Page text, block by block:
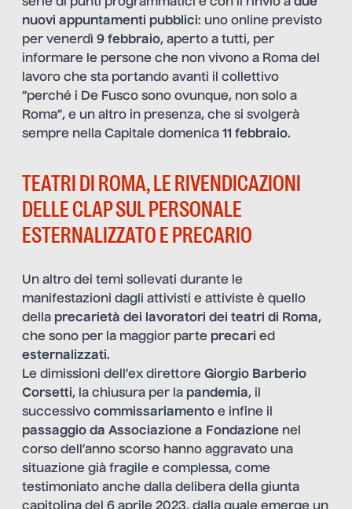
nuovi appuntamenti pubblici: uno online previsto
per venerdì 9 febbraio, aperto a tutti, per
informare le persone che non vivono a Roma del
lavoro che sta portando avanti il collettivo
“perché i De Fusco sono ovunque, non solo a
Roma”, e un altro in presenza, che si svolgerà
sempre nella Capitale domenica 11 febbraio.
TEATRI DI ROMA, LE RIVENDICAZIONI
DELLE CLAP SUL PERSONALE
ESTERNALIZZATO E PRECARIO
Un altro dei temi sollevati durante le
manifestazioni dagli attivisti e attiviste è quello
della precarietà dei lavoratori dei teatri di Roma,
che sono per la maggior parte precari ed
esternalizzati.
Le dimissioni dell’ex direttore Giorgio Barberio
Corsetti, la chiusura per la pandemia, il
successivo commissariamento e infine il
passaggio da Associazione a Fondazione nel
corso dell’anno scorso hanno aggravato una
situazione già fragile e complessa, come
testimoniato anche dalla delibera della giunta
capitolina del 6 aprile 2023, dalla quale emerge un